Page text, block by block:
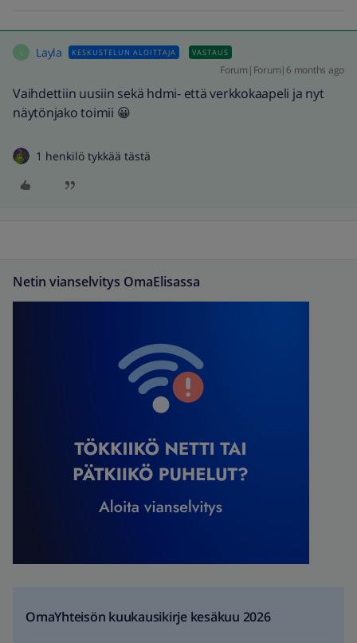
L Layla KESKUSTELUN ALOITTAJA VASTAUS
Forum|Forum|6 months ago
Vaihdettiin uusiin sekä hdmi- että verkkokaapeli ja nyt
näytönjako toimii 😀
1 henkilö tykkää tästä
Netin vianselvitys OmaElisassa
OmaYhteisön kuukausikirje kesäkuu 2026